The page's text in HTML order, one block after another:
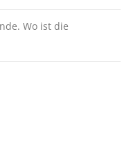
Wo ist die